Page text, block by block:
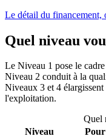
Le détail du financement,
Quel niveau
Le Niveau 1 pose le
Niveau 2 conduit à la
Niveaux 3 et 4
l'exploitation.
Quel
Niveau